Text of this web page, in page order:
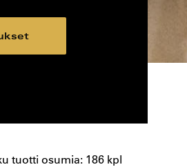
tuotti osumia: 186 kpl